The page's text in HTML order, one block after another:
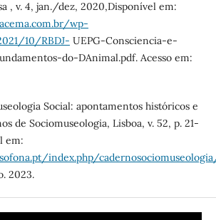
, v. 4, jan./dez, 2020,Disponível em:
wp-
10/RBDJ- UEPG-Consciencia-e-
do-DAnimal.pdf. Acesso em:
Social: apontamentos históricos e
de Sociomuseologia, Lisboa, v. 52, p. 21-
em:
index.php/
2023.